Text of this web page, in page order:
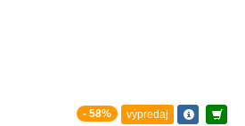
- 58% výpredaj